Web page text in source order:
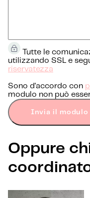
Tutte le
utilizzando SSL e
riservatezza
Sono d'accordo con
modulo non può
Invia il modulo
Oppure